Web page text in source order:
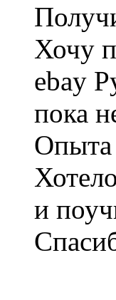
Хочу
ebay
пока
Опыта
и